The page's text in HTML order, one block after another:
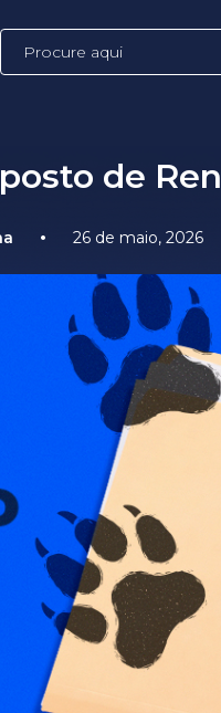
de
• 26 de maio, 2026